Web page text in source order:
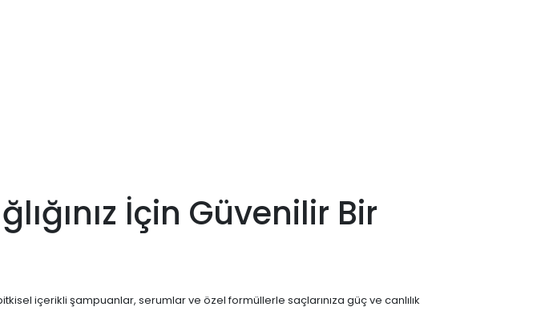
İçin Güvenilir Bir
içerikli şampuanlar, serumlar ve özel formüllerle saçlarınıza güç ve canlılık